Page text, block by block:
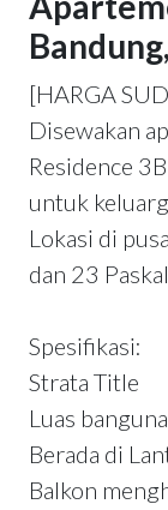
[HARGA
Disewakan
Residence
untuk
Lokasi di
dan 23
Spesifikasi:
Strata Title
Luas
Berada di
Balkon